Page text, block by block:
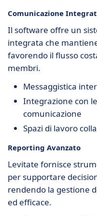
Comunicazione
Il software offre un
integrata che
favorendo il flusso
membri.
Messaggistica
Integrazione con
comunicazione
Spazi di lavoro
Reporting Avanzato
Levitate fornisce
per supportare
rendendo la gestione
ed efficace.